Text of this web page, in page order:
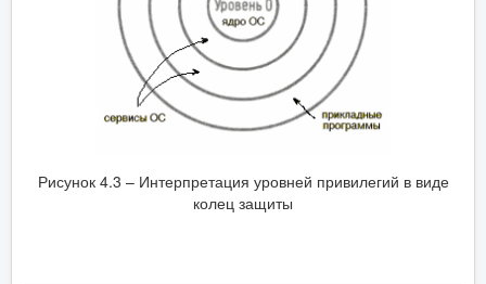
Рисунок 4.3 – Интерпретация уровней привилегий в виде
колец защиты